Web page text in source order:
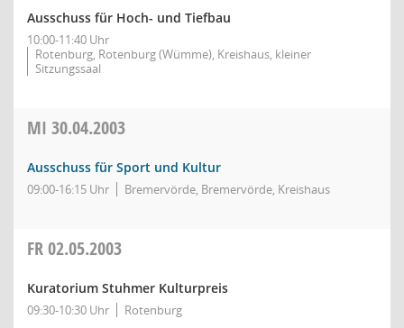
Ausschuss für Hoch- und Tiefbau
10:00-11:40 Uhr
Rotenburg, Rotenburg (Wümme), Kreishaus, kleiner
Sitzungssaal
MI 30.04.2003
Ausschuss für Sport und Kultur
09:00-16:15 Uhr Bremervörde, Bremervörde, Kreishaus
FR02.05.2003
Kuratorium Stuhmer Kulturpreis
09:30-10:30 Uhr Rotenburg